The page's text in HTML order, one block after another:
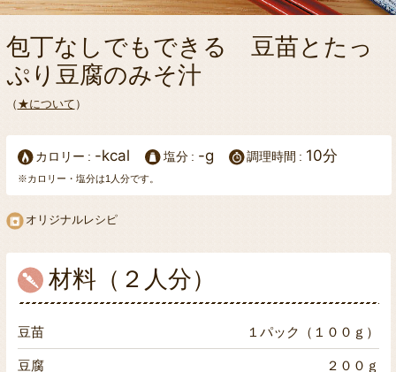
包丁なしでもできる 豆苗とたっ
ぷり豆腐のみそ汁
（ ★について ）
カロリー -kcal 塩分 -g 調理時間 10分
※カロリー・塩分は1人分です。
オリジナルレシピ
材料（２人分）
豆苗 １パック（１００ｇ）
豆腐 ２００ｇ